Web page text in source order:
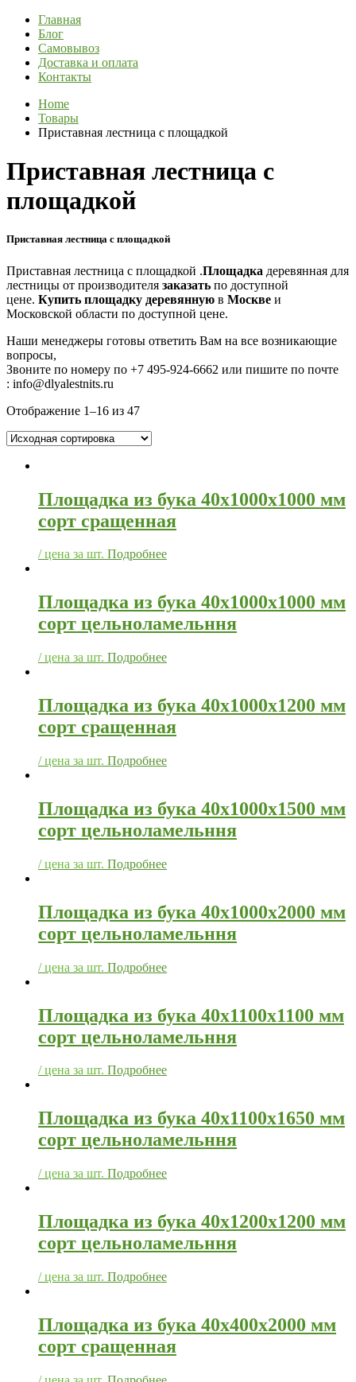
Главная
Блог
Самовывоз
Доставка и оплата
Контакты
Home
Товары
Приставная лестница с площадкой
Приставная лестница с
площадкой
Приставная лестница с площадкой
Приставная лестница с площадкой .Площадка деревянная для
лестницы от производителя заказать по доступной
цене. Купить площадку деревянную в Москве и
Московской области по доступной цене.
Наши менеджеры готовы ответить Вам на все возникающие
вопросы,
Звоните по номеру по +7 495-924-6662 или пишите по почте
: info@dlyalestnits.ru
Отображение 1–16 из 47
Площадка из бука 40х1000х1000 мм
сорт сращенная
/ цена за шт. Подробнее
Площадка из бука 40х1000х1000 мм
сорт цельноламельння
/ цена за шт. Подробнее
Площадка из бука 40х1000х1200 мм
сорт сращенная
/ цена за шт. Подробнее
Площадка из бука 40х1000х1500 мм
сорт цельноламельння
/ цена за шт. Подробнее
Площадка из бука 40х1000х2000 мм
сорт цельноламельння
/ цена за шт. Подробнее
Площадка из бука 40х1100х1100 мм
сорт цельноламельння
/ цена за шт. Подробнее
Площадка из бука 40х1100х1650 мм
сорт цельноламельння
/ цена за шт. Подробнее
Площадка из бука 40х1200х1200 мм
сорт цельноламельння
/ цена за шт. Подробнее
Площадка из бука 40х400х2000 мм
сорт сращенная